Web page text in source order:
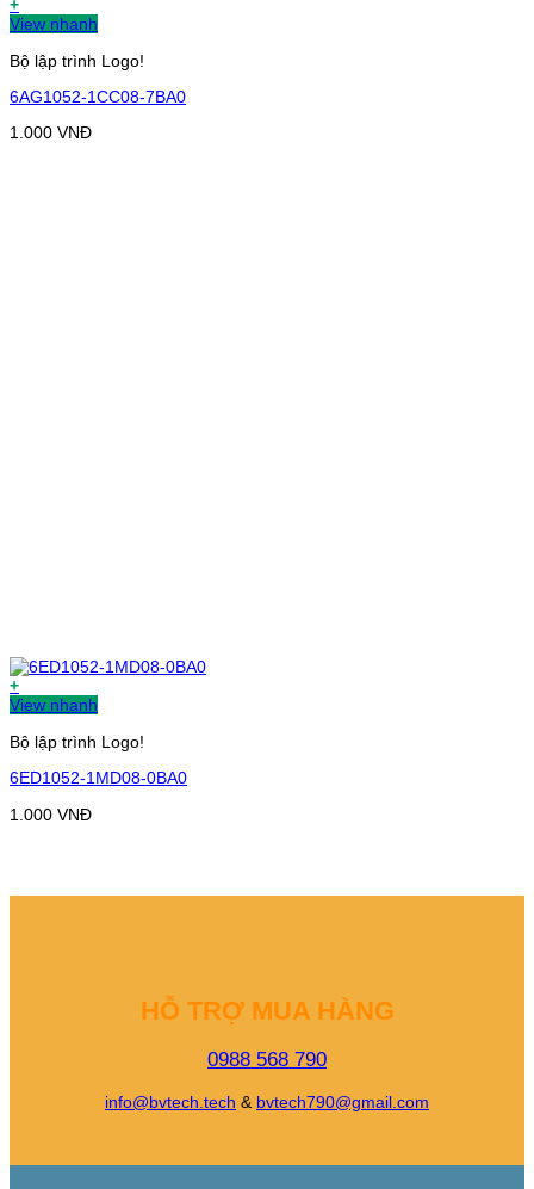
+
View nhanh
Bộ lập trình Logo!
6AG1052-1CC08-7BA0
1.000 VNĐ
+
View nhanh
Bộ lập trình Logo!
6ED1052-1MD08-0BA0
1.000 VNĐ
HỖ TRỢ MUA HÀNG
0988 568 790
info@bvtech.tech & bvtech790@gmail.com